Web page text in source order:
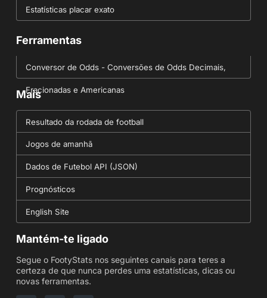
Estatísticas placar exato
Ferramentas
Conversor de Odds - Conversões de Odds Decimais,
Fracionadas e Americanas
Mais
Resultado da rodada de football
Jogos de amanhã
Dados de Futebol API (JSON)
Prognósticos
English Site
Mantém-te ligado
Segue o FootyStats nos seguintes canais para teres a
certeza de que nunca perdes uma estatísticas, dicas ou
novas ferramentas.